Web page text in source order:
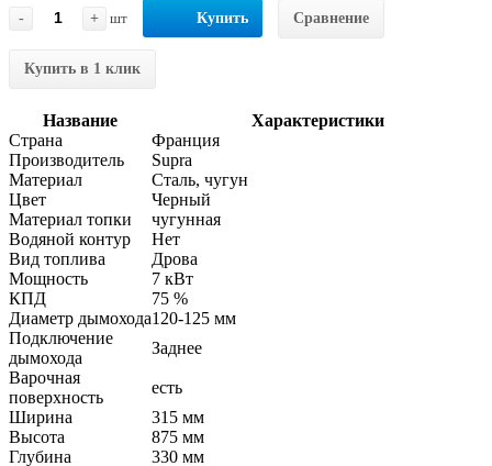
-
+ шт Купить Сравнение
Купить в 1 клик
Название
Характеристики
Страна
Франция
Производитель
Supra
Материал
Сталь, чугун
Цвет
Черный
Материал топки
чугунная
Водяной контур
Нет
Вид топлива
Дрова
Мощность
7 кВт
КПД
75 %
Диаметр дымохода120-125 мм
Подключение
дымохода
Заднее
Варочная
поверхность
есть
Ширина
315 мм
Высота
875 мм
Глубина
330 мм